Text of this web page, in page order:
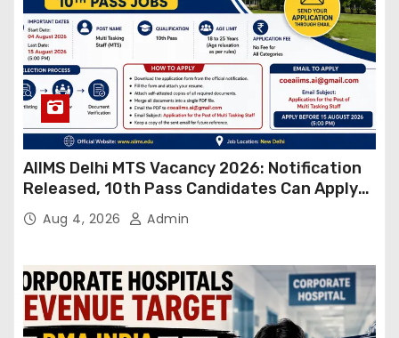
AIIMS Delhi MTS Vacancy 2026: Notification
Released, 10th Pass Candidates Can Apply
Through Email
Aug 4, 2026 Admin